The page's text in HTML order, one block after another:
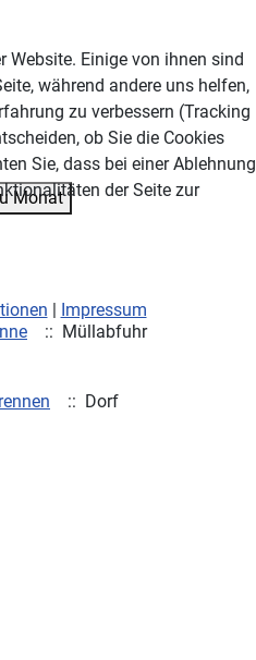
Monat
:: Müllabfuhr
:: Dorf
Website. Einige von ihnen sind
während andere uns helfen,
zu verbessern (Tracking
ob Sie die Cookies
Sie, dass bei einer Ablehnung
der Seite zur
| Impressum